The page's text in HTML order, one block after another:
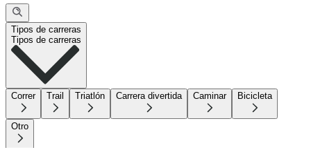
Tipos de carreras
Tipos de carreras
Correr Trail Triatlón Carrera divertida Caminar Bicicleta
Otro